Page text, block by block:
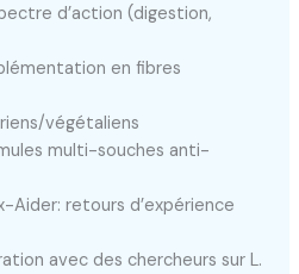
d’action (digestion,
en fibres
végétaliens
multi-souches anti-
Aider: retours d’expérience
avec des chercheurs sur L.